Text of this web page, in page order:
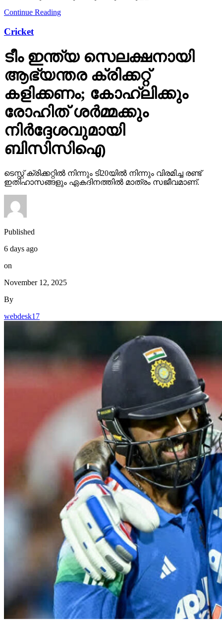
Continue Reading
Cricket
ടീം ഇന്ത്യ സെലക്ഷനായി
ആഭ്യന്തര ക്രിക്കറ്റ്
കളിക്കണം; കോഹ്ലിക്കും
രോഹിത് ശര്‍മ്മക്കും
നിര്‍ദ്ദേശവുമായി
ബിസിസിഐ
ടെസ്റ്റ് ക്രിക്കറ്റില്‍ നിന്നും ടി20യില്‍ നിന്നും വിരമിച്ച രണ്ട്
ഇതിഹാസങ്ങളും ഏകദിനത്തില്‍ മാത്രം സജീവമാണ്.
Published
6 days ago
on
November 12, 2025
By
webdesk17